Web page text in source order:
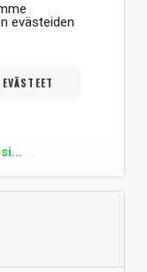
evästeiden